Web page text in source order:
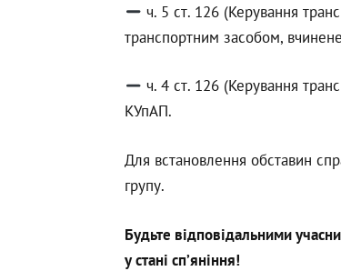
ч. 5 ст. 126 (Керування
транспортним засобом,
ч. 4 ст. 126 (Керування
КУпАП.
Для встановлення обставин
групу.
Будьте відповідальними
у стані сп’яніння!